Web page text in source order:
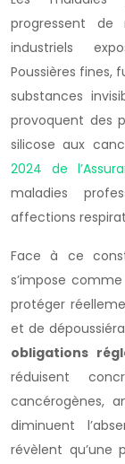
progressent de
industriels
Poussières fines,
substances
provoquent des
silicose aux
2024 de
maladies
affections
Face à ce
s’impose
protéger
et de
obligations
réduisent
cancérogènes,
diminuent
révèlent qu’une